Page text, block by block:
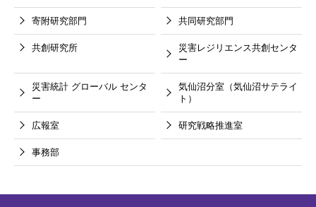
寄附研究部門 共同研究部門
共創研究所
災害レジリエンス共創センタ
ー
災害統計 グローバル センタ
ー
気仙沼分室（気仙沼サテライ
ト）
広報室 研究戦略推進室
事務部